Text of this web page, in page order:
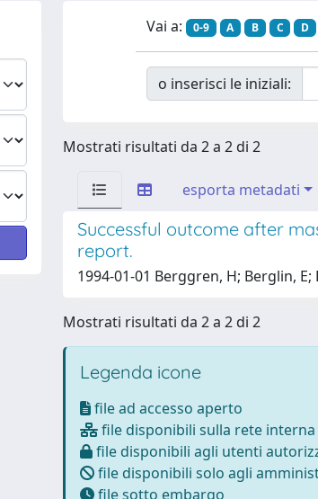
Vai a: 0-9 A B C D
o inserisci le iniziali:
Mostrati risultati da 2 a 2 di 2
esporta metadati
Successful outcome after
report.
1994-01-01 Berggren, H; Berglin,
Mostrati risultati da 2 a 2 di 2
Legenda icone
file ad accesso aperto
file disponibili sulla rete interna
file disponibili agli utenti
file disponibili solo agli
file sotto embargo